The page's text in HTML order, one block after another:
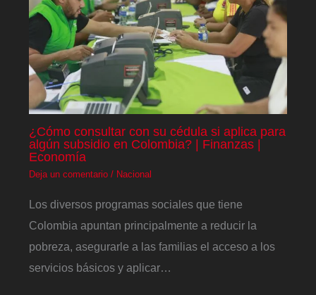
¿Cómo consultar con su cédula si aplica para
algún subsidio en Colombia? | Finanzas |
Economía
Deja un comentario / Nacional
Los diversos programas sociales que tiene
Colombia apuntan principalmente a reducir la
pobreza, asegurarle a las familias el acceso a los
servicios básicos y aplicar…